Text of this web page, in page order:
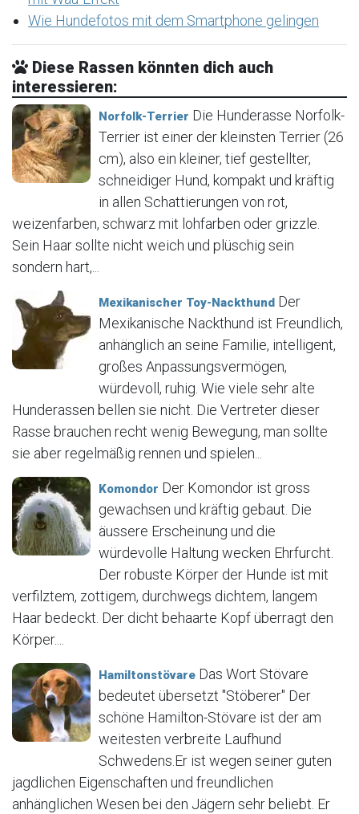
Wie Hundefotos mit dem Smartphone gelingen
Diese Rassen könnten dich auch
interessieren:
Norfolk-Terrier Die Hunderasse Norfolk-
Terrier ist einer der kleinsten Terrier (26
cm), also ein kleiner, tief gestellter,
schneidiger Hund, kompakt und kräftig
in allen Schattierungen von rot,
weizenfarben, schwarz mit lohfarben oder grizzle.
Sein Haar sollte nicht weich und plüschig sein
sondern hart,...
Mexikanischer Toy-Nackthund Der
Mexikanische Nackthund ist Freundlich,
anhänglich an seine Familie, intelligent,
großes Anpassungsvermögen,
würdevoll, ruhig. Wie viele sehr alte
Hunderassen bellen sie nicht. Die Vertreter dieser
Rasse brauchen recht wenig Bewegung, man sollte
sie aber regelmäßig rennen und spielen...
Komondor Der Komondor ist gross
gewachsen und kräftig gebaut. Die
äussere Erscheinung und die
würdevolle Haltung wecken Ehrfurcht.
Der robuste Körper der Hunde ist mit
verfilztem, zottigem, durchwegs dichtem, langem
Haar bedeckt. Der dicht behaarte Kopf überragt den
Körper....
Hamiltonstövare Das Wort Stövare
bedeutet übersetzt "Stöberer" Der
schöne Hamilton-Stövare ist der am
weitesten verbreite Laufhund
Schwedens.Er ist wegen seiner guten
jagdlichen Eigenschaften und freundlichen
anhänglichen Wesen bei den Jägern sehr beliebt. Er